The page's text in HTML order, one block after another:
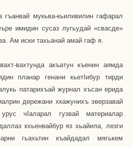
мукьва-кьиливилин гафарал
имидин сусаз лугьудай «свасде»
Ам иски тахьанай амай гаф я.
вахтунда акъатун къенин аямда
планар генани кьет ибур тирди
патарихъай журнал хъсан ерида
дережани хкажунихъ эверзавай
ч аларал гузвай материалар
кхьенвайбур яз хьайила, лезги
гьахьтин къайдадал мягькем